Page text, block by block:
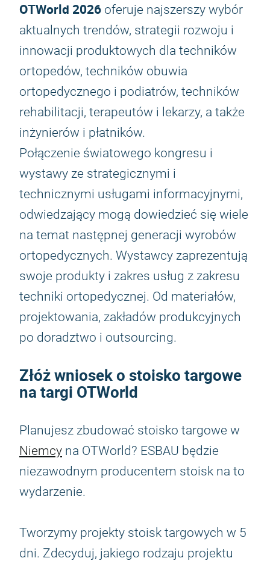
OTWorld 2026 oferuje najszerszy wybór
aktualnych trendów, strategii rozwoju i
innowacji produktowych dla techników
ortopedów, techników obuwia
ortopedycznego i podiatrów, techników
rehabilitacji, terapeutów i lekarzy, a także
inżynierów i płatników.
Połączenie światowego kongresu i
wystawy ze strategicznymi i
technicznymi usługami informacyjnymi,
odwiedzający mogą dowiedzieć się wiele
na temat następnej generacji wyrobów
ortopedycznych. Wystawcy zaprezentują
swoje produkty i zakres usług z zakresu
techniki ortopedycznej. Od materiałów,
projektowania, zakładów produkcyjnych
po doradztwo i outsourcing.
Złóż wniosek o stoisko targowe
na targi OTWorld
Planujesz zbudować stoisko targowe w
Niemcy na OTWorld? ESBAU będzie
niezawodnym producentem stoisk na to
wydarzenie.
Tworzymy projekty stoisk targowych w 5
dni. Zdecyduj, jakiego rodzaju projektu